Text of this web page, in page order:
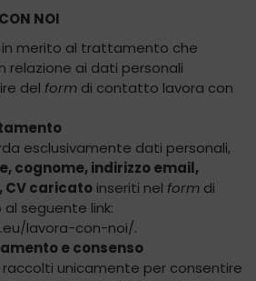
NOI
in merito al trattamento che
ai dati personali
del form di contatto lavora con
esclusivamente dati personali,
cognome, indirizzo email,
CV caricato inseriti nel form di
seguente link:
lavora-con-noi/.
e consenso
unicamente per consentire